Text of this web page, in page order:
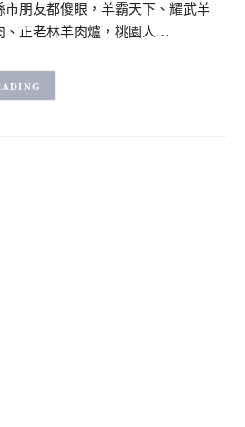
市朋友都傻眼，羊霸天下、耀武羊
、正老林羊肉爐，桃園人…